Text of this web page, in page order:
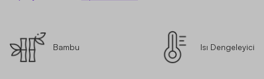
Bambu Isı Dengeleyici